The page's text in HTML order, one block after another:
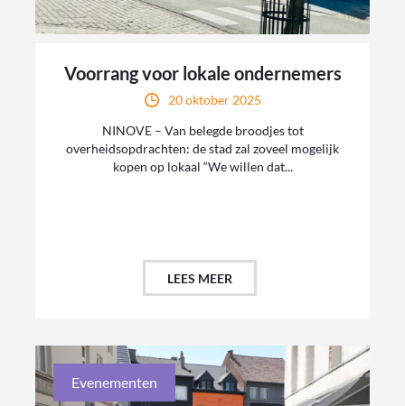
Voorrang voor lokale ondernemers
20 oktober 2025
NINOVE – Van belegde broodjes tot
overheidsopdrachten: de stad zal zoveel mogelijk
kopen op lokaal “We willen dat...
LEES MEER
Evenementen